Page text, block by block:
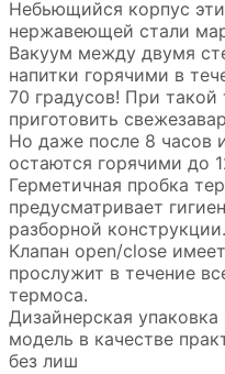
Небьющийся корпус
нержавеющей стали
Вакуум между двумя
напитки горячими в
70 градусов! При
приготовить
Но даже после 8 часов
остаются горячими до
Герметичная пробка
предусматривает
разборной конструкции.
Клапан open/close
прослужит в течение
термоса.
Дизайнерская упаковка
модель в качестве
без лиш